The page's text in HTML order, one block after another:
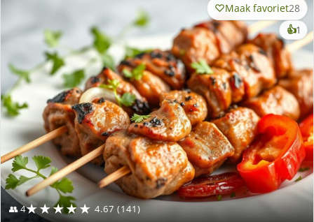
👥 4★★★★★ 4.67 (141)
Maak favoriet28
👍1